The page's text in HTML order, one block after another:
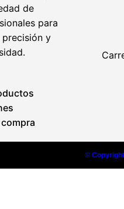
de
para
y
©